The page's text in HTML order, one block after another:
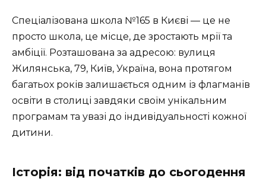
Спеціалізована школа №165 в Києві — це не
просто школа, це місце, де зростають мрії та
амбіції. Розташована за адресою: вулиця
Жилянська, 79, Київ, Україна, вона протягом
багатьох років залишається одним із флагманів
освіти в столиці завдяки своїм унікальним
програмам та увазі до індивідуальності кожної
дитини.
Історія: від початків до сьогодення